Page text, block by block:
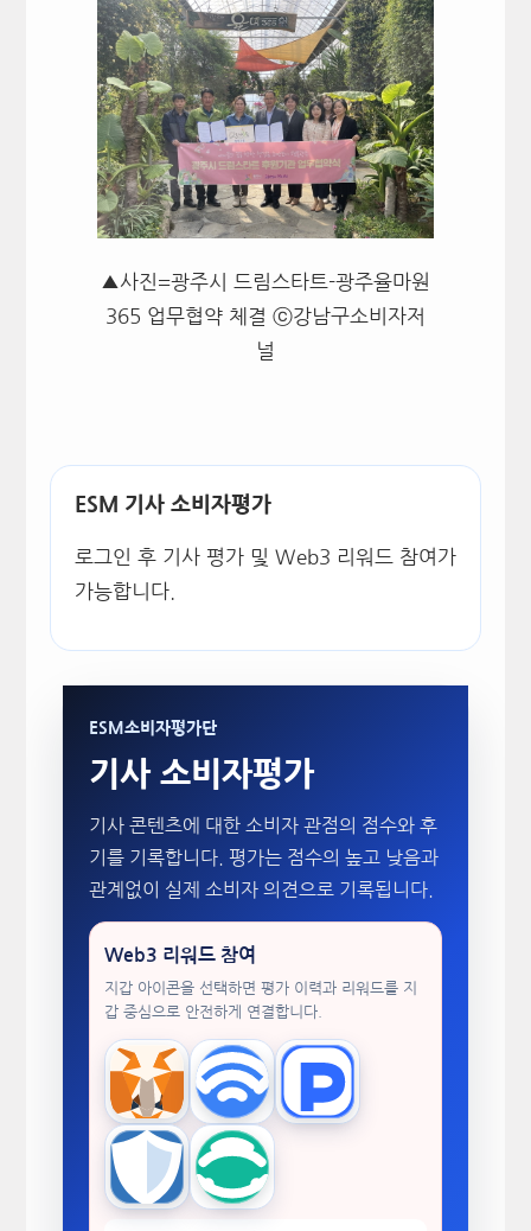
▲사진=광주시 드림스타트-광주율마원
365 업무협약 체결 ⓒ강남구소비자저
널
ESM 기사 소비자평가
로그인 후 기사 평가 및 Web3 리워드 참여가
가능합니다.
ESM소비자평가단
기사 소비자평가
기사 콘텐츠에 대한 소비자 관점의 점수와 후
기를 기록합니다. 평가는 점수의 높고 낮음과
관계없이 실제 소비자 의견으로 기록됩니다.
Web3 리워드 참여
지갑 아이콘을 선택하면 평가 이력과 리워드를 지
갑 중심으로 안전하게 연결합니다.
MetaMask WalletConnectTokenPocket
Trust Wallet imToken